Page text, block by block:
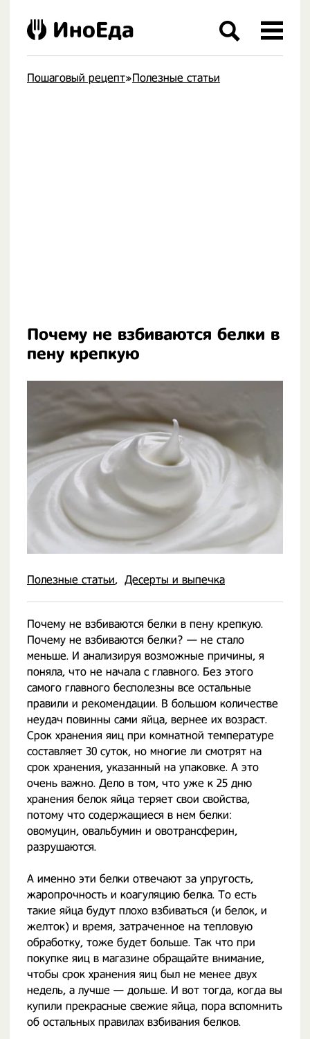
Пошаговый рецепт»Полезные статьи
Почему не взбиваются белки в
пену крепкую
Полезные статьи Десерты и выпечка
Почему не взбиваются белки в пену крепкую.
Почему не взбиваются белки? — не стало
меньше. И анализируя возможные причины, я
поняла, что не начала с главного. Без этого
самого главного бесполезны все остальные
правили и рекомендации. В большом количестве
неудач повинны сами яйца, вернее их возраст.
Срок хранения яиц при комнатной температуре
составляет 30 суток, но многие ли смотрят на
срок хранения, указанный на упаковке. А это
очень важно. Дело в том, что уже к 25 дню
хранения белок яйца теряет свои свойства,
потому что содержащиеся в нем белки:
овомуцин, овальбумин и овотрансферин,
разрушаются.
А именно эти белки отвечают за упругость,
жаропрочность и коагуляцию белка. То есть
такие яйца будут плохо взбиваться (и белок, и
желток) и время, затраченное на тепловую
обработку, тоже будет больше. Так что при
покупке яиц в магазине обращайте внимание,
чтобы срок хранения яиц был не менее двух
недель, а лучше — дольше. И вот тогда, когда вы
купили прекрасные свежие яйца, пора вспомнить
об остальных правилах взбивания белков.
ИноЕда